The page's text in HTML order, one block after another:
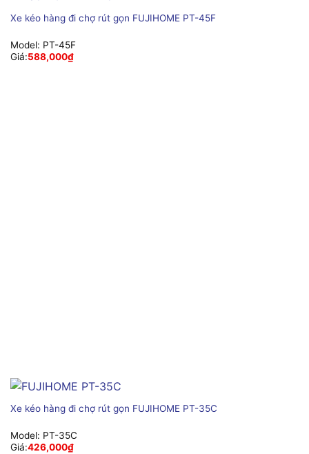
Xe kéo hàng đi chợ rút gọn FUJIHOME PT-45F
Model: PT-45F
Giá:588,000₫
Xe kéo hàng đi chợ rút gọn FUJIHOME PT-35C
Model: PT-35C
Giá:426,000₫